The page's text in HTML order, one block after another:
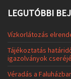
LEGUTÓBBI
Vízkorlátozás
Tájékoztatás
igazolványok
Véradás a